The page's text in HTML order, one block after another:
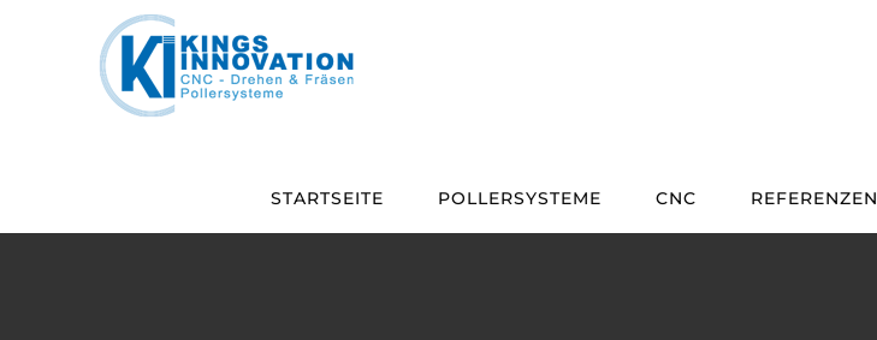
STARTSEITE POLLERSYSTEME CNC REFERENZEN